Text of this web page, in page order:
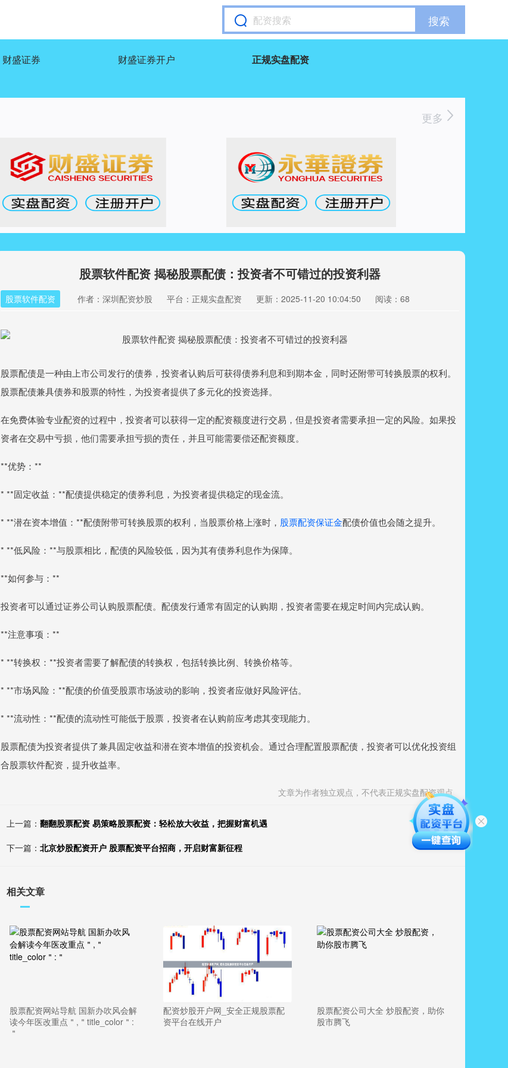
搜索
财盛证券 财盛证券开户 正规实盘配资
更多
股票软件配资 揭秘股票配债：投资者不可错过的投资利器
股票软件配资 作者：深圳配资炒股 平台：正规实盘配资 更新：2025-11-20 10:04:50 阅读：68
股票配债是一种由上市公司发行的债券，投资者认购后可获得债券利息和到期本金，同时还附带可转换股票的权利。
股票配债兼具债券和股票的特性，为投资者提供了多元化的投资选择。
在免费体验专业配资的过程中，投资者可以获得一定的配资额度进行交易，但是投资者需要承担一定的风险。如果投
资者在交易中亏损，他们需要承担亏损的责任，并且可能需要偿还配资额度。
**优势：**
* **固定收益：**配债提供稳定的债券利息，为投资者提供稳定的现金流。
* **潜在资本增值：**配债附带可转换股票的权利，当股票价格上涨时， 股票配资保证金配债价值也会随之提升。
* **低风险：**与股票相比，配债的风险较低，因为其有债券利息作为保障。
**如何参与：**
投资者可以通过证券公司认购股票配债。配债发行通常有固定的认购期，投资者需要在规定时间内完成认购。
**注意事项：**
* **转换权：**投资者需要了解配债的转换权，包括转换比例、转换价格等。
* **市场风险：**配债的价值受股票市场波动的影响，投资者应做好风险评估。
* **流动性：**配债的流动性可能低于股票，投资者在认购前应考虑其变现能力。
股票配债为投资者提供了兼具固定收益和潜在资本增值的投资机会。通过合理配置股票配债，投资者可以优化投资组
合股票软件配资，提升收益率。
文章为作者独立观点，不代表正规实盘配资观点
上一篇： 翻翻股票配资 易策略股票配资：轻松放大收益，把握财富机遇
下一篇： 北京炒股配资开户 股票配资平台招商，开启财富新征程
相关文章
股票配资网站导航 国新办吹风会解
读今年医改重点＂,＂title_color＂:
＂
配资炒股开户网_安全正规股票配
资平台在线开户
股票配资公司大全 炒股配资，助你
股市腾飞